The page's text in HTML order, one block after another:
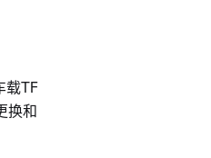
载TF
换和